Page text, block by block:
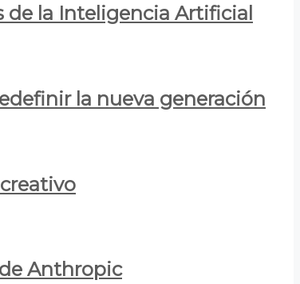
de la Inteligencia Artificial
la nueva generación
Anthropic